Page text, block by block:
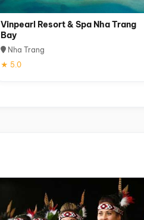
Vinpearl Resort & Spa Nha Trang
Bay
Nha Trang
★ 5.0